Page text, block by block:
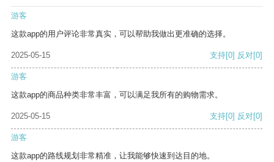
游客
这款app的用户评论非常真实，可以帮助我做出更准确的选择。
2025-05-15 支持[0] 反对[0]
游客
这款app的商品种类非常丰富，可以满足我所有的购物需求。
2025-05-15 支持[0] 反对[0]
游客
这款app的路线规划非常精准，让我能够快速到达目的地。